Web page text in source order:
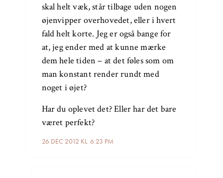
26 DEC 2012 KL. 6:23 PM
skal helt væk, står tilbage uden nogen
øjenvipper overhovedet, eller i hvert
fald helt korte. Jeg er også bange for
at, jeg ender med at kunne mærke
dem hele tiden – at det føles som om
man konstant render rundt med
noget i øjet?
Har du oplevet det? Eller har det bare
været perfekt?